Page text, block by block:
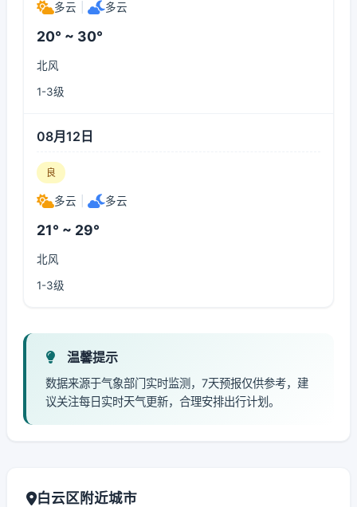
多云 多云
20° ~ 30°
北风
1-3级
08月12日
良
多云 多云
21° ~ 29°
北风
1-3级
温馨提示
数据来源于气象部门实时监测，7天预报仅供参考，建
议关注每日实时天气更新，合理安排出行计划。
白云区附近城市